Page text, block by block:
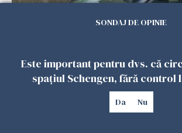
SONDAJ DE OPINIE
Este important pentru dvs. că
spațiul Schengen, fără control
Da Nu